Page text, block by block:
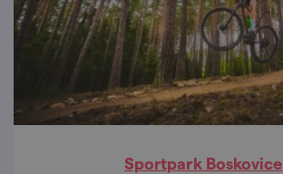
Sportpark Boskovice